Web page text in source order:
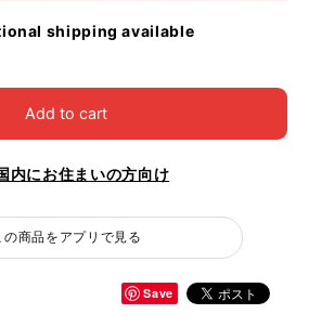
shipping available
Add to cart
内にお住まいの方向け
の商品をアプリで見る
Save